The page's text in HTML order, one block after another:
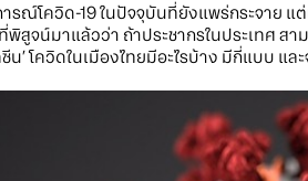
รณ์โควิด-19 ในปัจจุบันที่ยังแพร่กระจาย แ
พิสูจน์มาแล้วว่า ถ้าประชากรในประเทศ ส
น’ โควิดในเมืองไทยมีอะไรบ้าง มีกี่แบบ แ